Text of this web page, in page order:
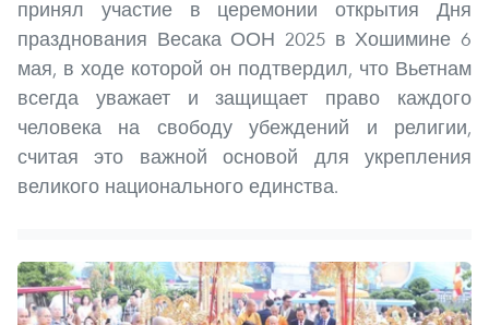
принял участие в церемонии открытия Дня
празднования Весака ООН 2025 в Хошимине 6
мая, в ходе которой он подтвердил, что Вьетнам
всегда уважает и защищает право каждого
человека на свободу убеждений и религии,
считая это важной основой для укрепления
великого национального единства.